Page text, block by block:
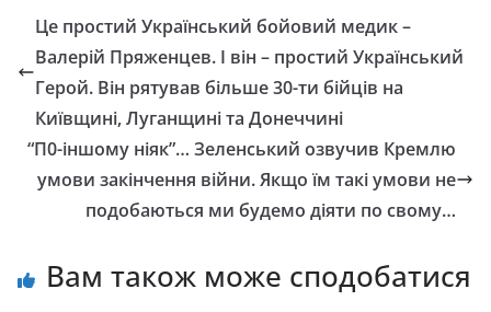
Це простий Український бойовий медик –
Валерій Пряженцев. І він – простий Український
Герой. Він рятував більше 30-ти бійців на
Київщині, Луганщині та Донеччині
“П0-іншому ніяк”… Зеленський озвучив Кремлю
умови закінчення війни. Якщо їм такі умови не
подобаються ми будемо діяти по свому…
Вам також може сподобатися